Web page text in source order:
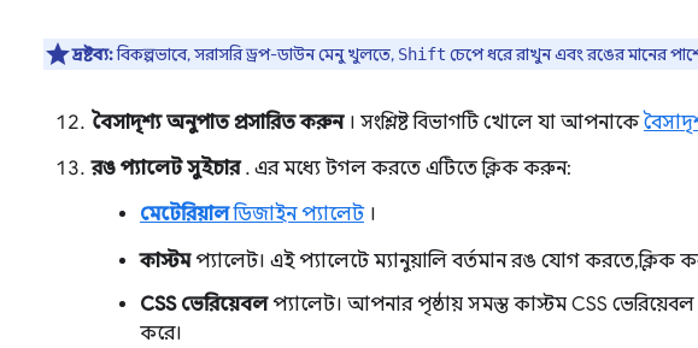
দ্রষ্টব্য:বিকল্পভাবে, সরাসরি ড্রপ-ডাউন মেনু খুলতে, Shift চেপে ধরে রাখুন এবং রঙের মানের
বৈসাদৃশ্য অনুপাত প্রসারিত করুন। সংশ্লিষ্ট বিভাগটি খোলে যা আপনাকে
রঙ প্যালেট সুইচার. এর মধ্যে টগল করতে এটিতে ক্লিক করুন:
মেটেরিয়ালডিজাইন প্যালেট।
কাস্টমপ্যালেট। এই প্যালেটে ম্যানুয়ালি বর্তমান রঙ যোগ করতে, ক্লিক
CSS ভেরিয়েবলপ্যালেট। আপনার পৃষ্ঠায় সমস্ত কাস্টম CSS ভেরিয়েবল
করে।